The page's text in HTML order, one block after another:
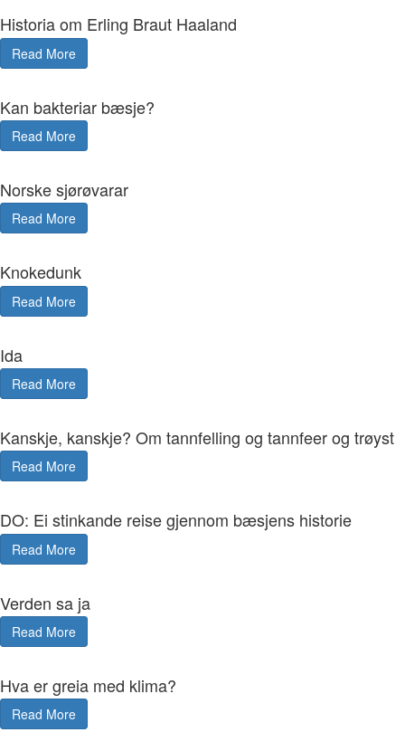
Historia om Erling Braut Haaland
Read More
Kan bakteriar bæsje?
Read More
Norske sjørøvarar
Read More
Knokedunk
Read More
Ida
Read More
Kanskje, kanskje? Om tannfelling og tannfeer og trøyst
Read More
DO: Ei stinkande reise gjennom bæsjens historie
Read More
Verden sa ja
Read More
Hva er greia med klima?
Read More